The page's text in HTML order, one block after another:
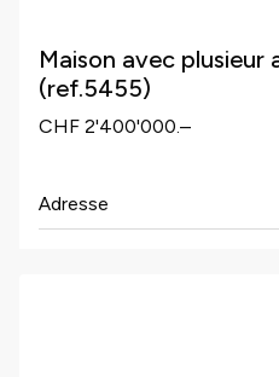
Maison avec plusieur
(ref.5455)
CHF 2'400'000.–
Adresse